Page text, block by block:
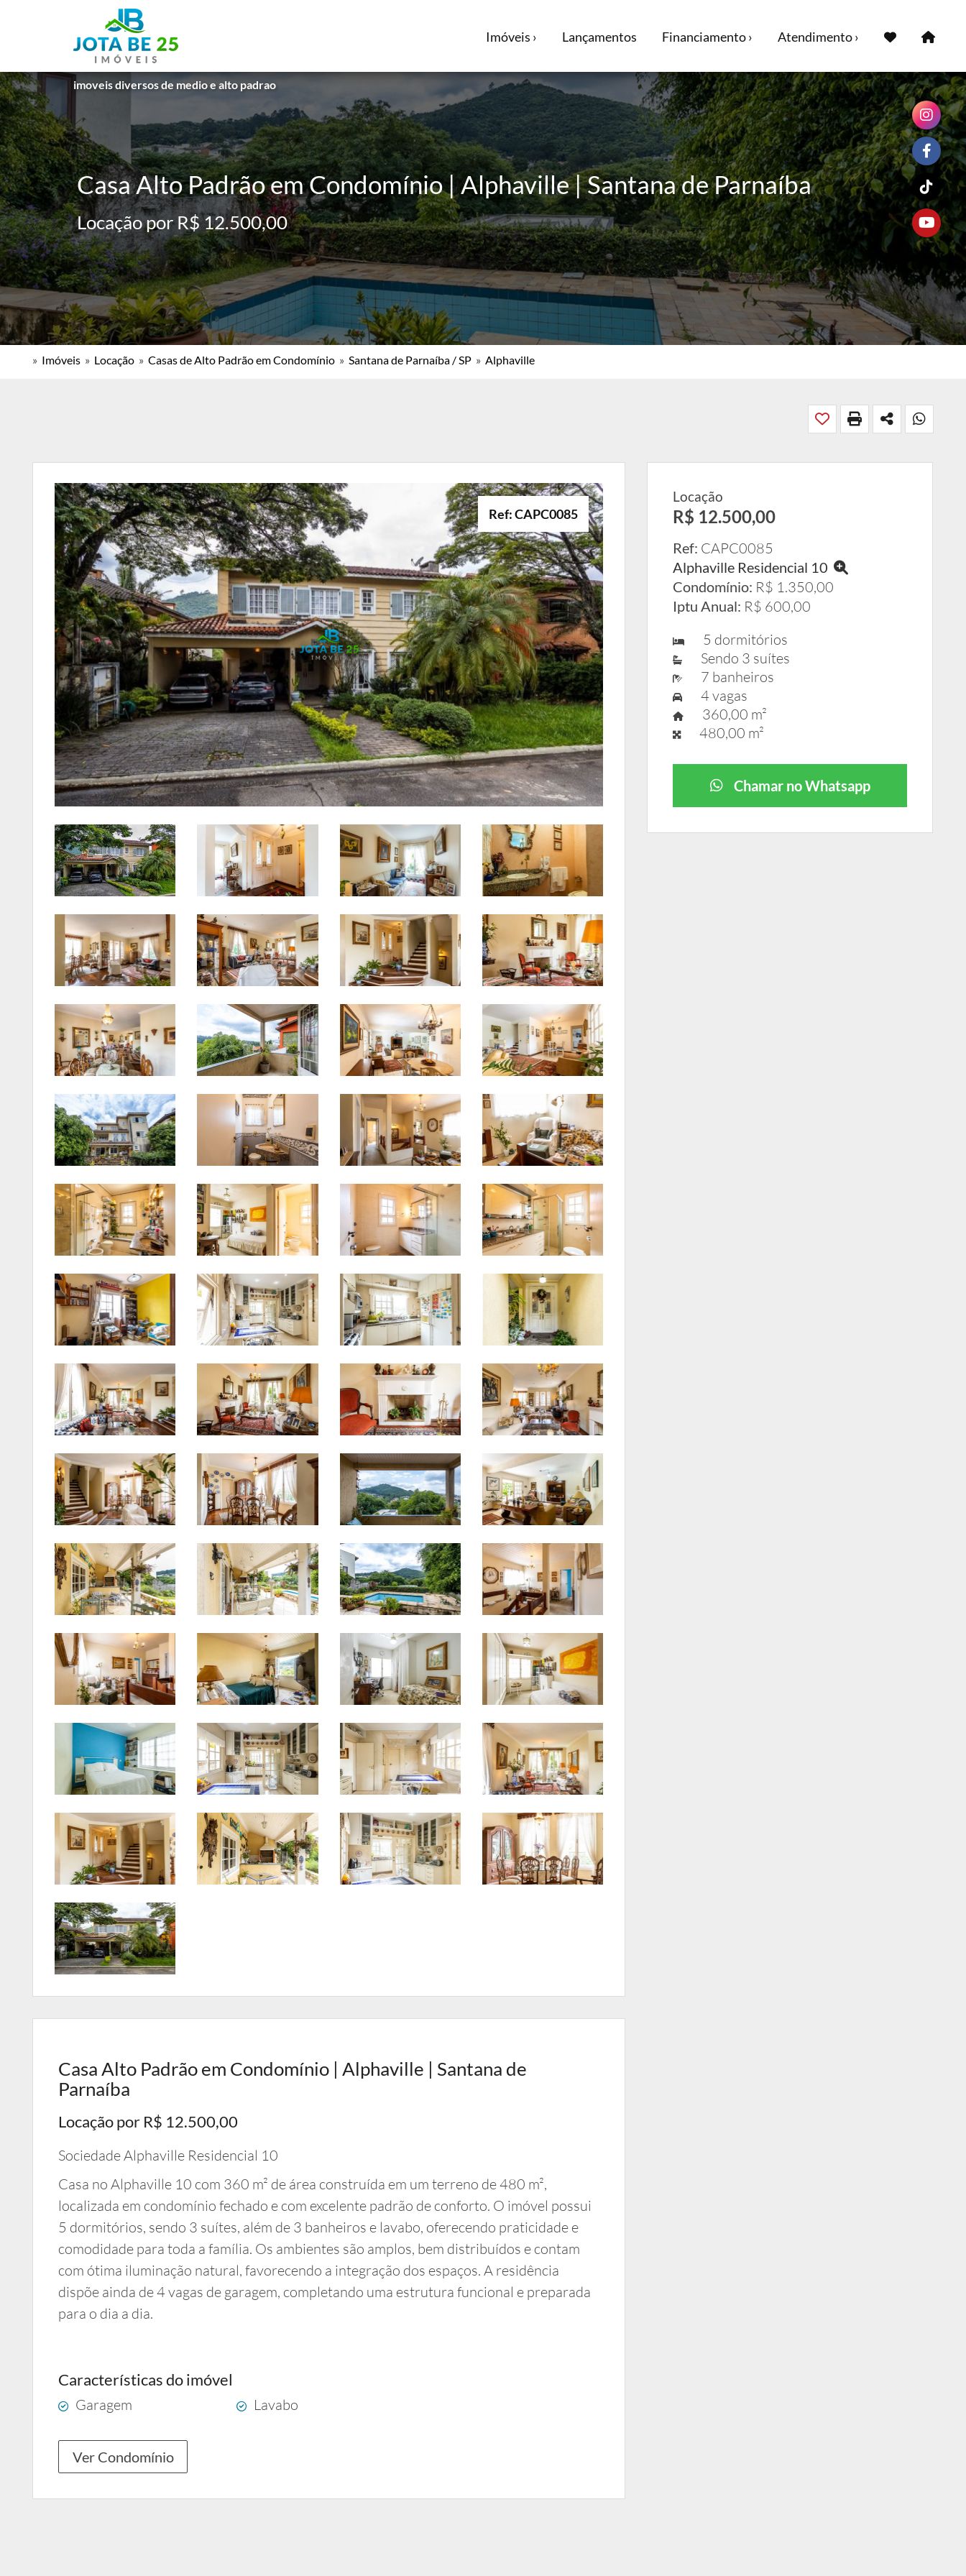
imoveis diversos de medio e alto padrao
Imóveis › Lançamentos Financiamento › Atendimento ›
Casa Alto Padrão em Condomínio | Alphaville | Santana de Parnaíba
Locação por R$ 12.500,00
» Imóveis » Locação » Casas de Alto Padrão em Condomínio » Santana de Parnaíba / SP » Alphaville
Ref: CAPC0085
Casa Alto Padrão em Condomínio | Alphaville | Santana de
Parnaíba
Locação por R$ 12.500,00
Sociedade Alphaville Residencial 10
Casa no Alphaville 10 com 360 m² de área construída em um terreno de 480 m²,
localizada em condomínio fechado e com excelente padrão de conforto. O imóvel possui
5 dormitórios, sendo 3 suítes, além de 3 banheiros e lavabo, oferecendo praticidade e
comodidade para toda a família. Os ambientes são amplos, bem distribuídos e contam
com ótima iluminação natural, favorecendo a integração dos espaços. A residência
dispõe ainda de 4 vagas de garagem, completando uma estrutura funcional e preparada
para o dia a dia.
Características do imóvel
Garagem Lavabo
Ver Condomínio
Locação
R$ 12.500,00
Ref: CAPC0085
Alphaville Residencial 10
Condomínio: R$ 1.350,00
Iptu Anual: R$ 600,00
5 dormitórios
Sendo 3 suítes
7 banheiros
4 vagas
360,00 m²
480,00 m²
Chamar no Whatsapp